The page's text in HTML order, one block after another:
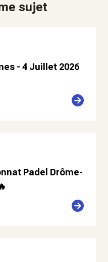
sujet
- 4 Juillet 2026
Padel Drôme-